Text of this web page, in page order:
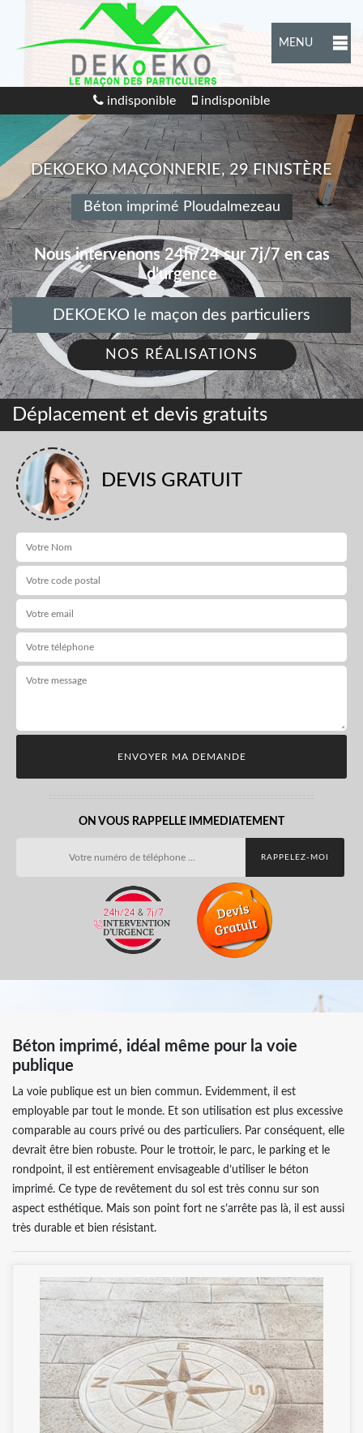
MENU
indisponible indisponible
DEKOEKO MAÇONNERIE, 29 FINISTÈRE
Béton imprimé Ploudalmezeau
Nous intervenons 24h/24 sur 7j/7 en cas
d'urgence
DEKOEKO le maçon des particuliers
NOS RÉALISATIONS
Déplacement et devis gratuits
DEVIS GRATUIT
ON VOUS RAPPELLE IMMEDIATEMENT
Béton imprimé, idéal même pour la voie
publique
La voie publique est un bien commun. Evidemment, il est
employable par tout le monde. Et son utilisation est plus excessive
comparable au cours privé ou des particuliers. Par conséquent, elle
devrait être bien robuste. Pour le trottoir, le parc, le parking et le
rondpoint, il est entièrement envisageable d’utiliser le béton
imprimé. Ce type de revêtement du sol est très connu sur son
aspect esthétique. Mais son point fort ne s’arrête pas là, il est aussi
très durable et bien résistant.